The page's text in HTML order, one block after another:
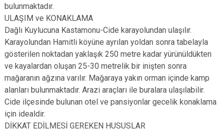
bulunmaktadır.
ULAŞIM ve KONAKLAMA
Dağlı Kuylucuna Kastamonu-Cide karayolundan ulaşılır.
Karayolundan Hamitli köyüne ayrılan yoldan sonra tabelayla
gösterilen noktadan yaklaşık 250 metre kadar yürünüldükten
ve kayalardan oluşan 25-30 metrelik bir inişten sonra
mağaranın ağzına varılır. Mağaraya yakın orman içinde kamp
alanları bulunmaktadır. Arazi araçları ile buralara ulaşılabilir.
Cide ilçesinde bulunan otel ve pansiyonlar gecelik konaklama
için idealdir.
DİKKAT EDİLMESİ GEREKEN HUSUSLAR